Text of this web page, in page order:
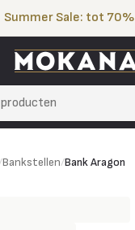
Summer Sale: tot 70%
Bankstellen/Bank Aragon